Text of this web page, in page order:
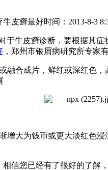
牛皮癣最好时间：2013-8-3
于牛皮癣诊断，要根据其症
，郑州市银屑病研究所专家
合成片，鲜红或深红色，
大为钱币或更大淡红色
您已经有了很好的了解